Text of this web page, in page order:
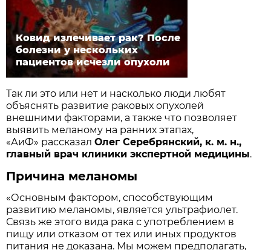
Ковид излечивает рак? После
болезни у нескольких
пациентов исчезли опухоли
Так ли это или нет и насколько люди любят
объяснять развитие раковых опухолей
внешними факторами, а также что позволяет
выявить меланому на ранних этапах,
«АиФ» рассказалОлег Серебрянский, к. м. н.,
главный врач клиники экспертной медицины.
Причина меланомы
«Основным фактором, способствующим
развитию меланомы, является ультрафиолет.
Связь же этого вида рака с употреблением в
пищу или отказом от тех или иных продуктов
питания не доказана. Мы можем предполагать,